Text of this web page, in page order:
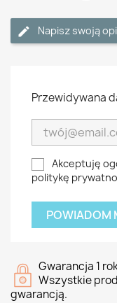
Napisz swoją
Przewidywana
Akceptuję
politykę
POWIADOM
Gwarancja 1
Wszystkie
gwarancją.